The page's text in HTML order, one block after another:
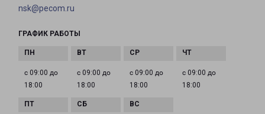
nsk@pecom.ru
ГРАФИК РАБОТЫ
с 09:00 до
18:00
с 09:00 до
18:00
с 09:00 до
18:00
с 09:00 до
18:00